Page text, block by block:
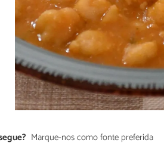
Marque-nos como fonte preferida